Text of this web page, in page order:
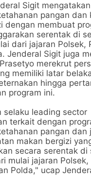
Sigit
pangan dan
dengan membuat
serentak di
dari jajaran Polsek,
Jenderal Sigit juga
merekrut
memiliki latar
hingga
program ini.
selaku leading sector
terkait dengan
pangan dan
makan bergizi
secara serentak di
mulai jajaran Polsek,
Polda," ucap